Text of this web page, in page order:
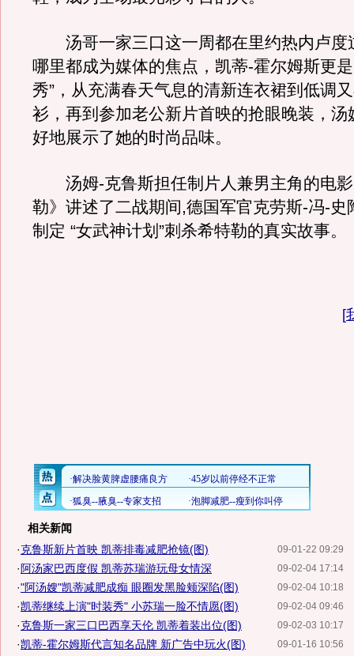
汤哥一家三口这一周都在里约热内卢度
哪里都成为媒体的焦点，凯蒂-霍尔姆斯更
秀”，从充满春天气息的清新连衣裙到低调
衫，再到参加老公新片首映的抢眼晚装，汤
好地展示了她的时尚品味。
汤姆-克鲁斯担任制片人兼男主角的电影
勒》讲述了二战期间,德国军官克劳斯-冯-史
制定 “女武神计划”刺杀希特勒的真实故事。
[
相关新闻
09-01-22 09:29
·克鲁斯新片首映 凯蒂排毒减肥抢镜(图)
09-02-04 17:14
· 阿汤家巴西度假 凯蒂苏瑞游玩母女情深
09-02-04 10:18
·"阿汤嫂"凯蒂减肥成痴 眼圈发黑脸颊深陷(图)
09-02-04 09:46
·凯蒂继续上演"时装秀" 小苏瑞一脸不情愿(图)
09-02-03 10:17
·克鲁斯一家三口巴西享天伦 凯蒂着装出位(图)
09-01-16 10:56
·凯蒂-霍尔姆斯代言知名品牌 新广告中玩火(图)